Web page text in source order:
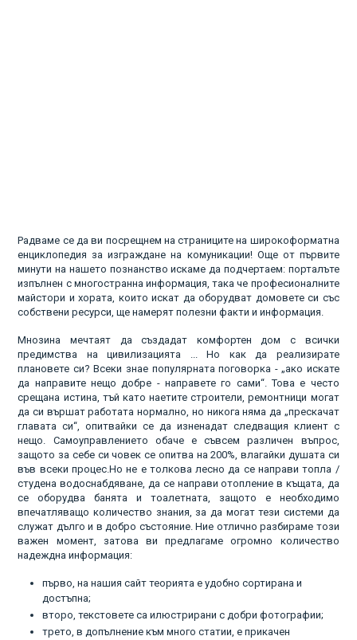
Радваме се да ви посрещнем на страниците на широкоформатна
енциклопедия за изграждане на комуникации! Още от първите
минути на нашето познанство искаме да подчертаем: порталъте
изпълнен с многостранна информация, така че професионалните
майстори и хората, които искат да оборудват домовете си със
собствени ресурси, ще намерят полезни факти и информация.
Мнозина мечтаят да създадат комфортен дом с всички
предимства на цивилизацията ... Но как да реализирате
плановете си? Всеки знае популярната поговорка - „ако искате
да направите нещо добре - направете го сами“. Това е често
срещана истина, тъй като наетите строители, ремонтници могат
да си вършат работата нормално, но никога няма да „прескачат
главата си“, опитвайки се да изненадат следващия клиент с
нещо. Самоуправлението обаче е съвсем различен въпрос,
защото за себе си човек се опитва на 200%, влагайки душата си
във всеки процес.Но не е толкова лесно да се направи топла /
студена водоснабдяване, да се направи отопление в къщата, да
се оборудва банята и тоалетната, защото е необходимо
впечатляващо количество знания, за да могат тези системи да
служат дълго и в добро състояние. Ние отлично разбираме този
важен момент, затова ви предлагаме огромно количество
надеждна информация:
първо, на нашия сайт теорията е удобно сортирана и
достъпна;
второ, текстовете са илюстрирани с добри фотографии;
трето, в допълнение към много статии, е прикачен